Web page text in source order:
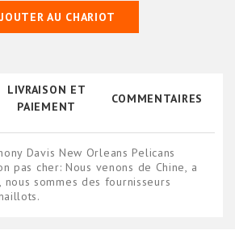
AU CHARIOT
LIVRAISON ET
PAIEMENT
COMMENTAIRES
Davis New Orleans Pelicans
pas cher: Nous venons de Chine, a
nous sommes des fournisseurs